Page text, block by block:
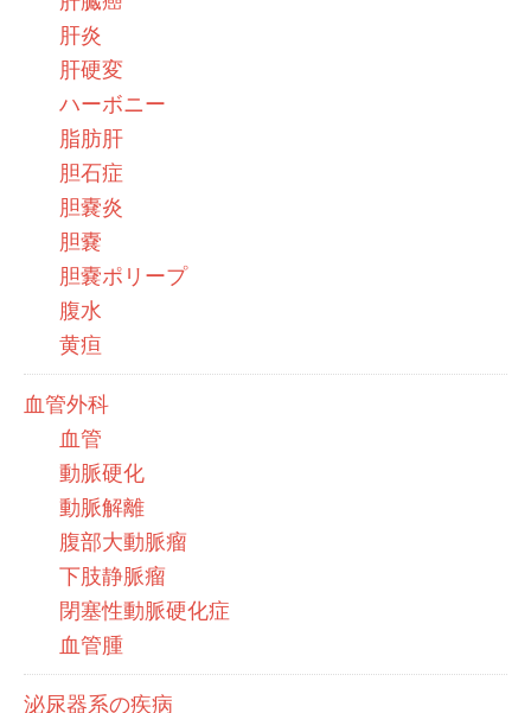
肝炎
肝硬変
ハーボニー
脂肪肝
胆石症
胆嚢炎
胆嚢
胆嚢ポリープ
腹水
黄疸
血管外科
血管
動脈硬化
動脈解離
腹部大動脈瘤
下肢静脈瘤
閉塞性動脈硬化症
血管腫
泌尿器系の疾病